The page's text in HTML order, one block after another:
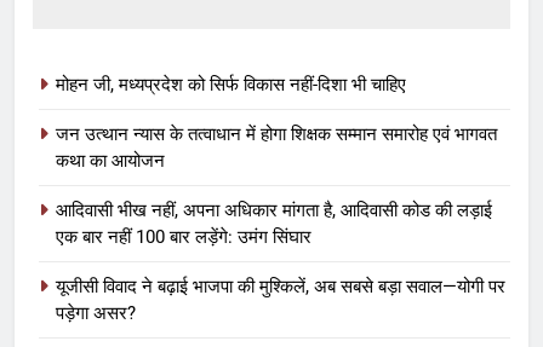
मोहन जी, मध्यप्रदेश को सिर्फ विकास नहीं-दिशा भी चाहिए
जन उत्थान न्यास के तत्वाधान में होगा शिक्षक सम्मान समारोह एवं भागवत
कथा का आयोजन
आदिवासी भीख नहीं, अपना अधिकार मांगता है, आदिवासी कोड की लड़ाई
एक बार नहीं 100 बार लड़ेंगे: उमंग सिंघार
यूजीसी विवाद ने बढ़ाई भाजपा की मुश्किलें, अब सबसे बड़ा सवाल—योगी पर
पड़ेगा असर?